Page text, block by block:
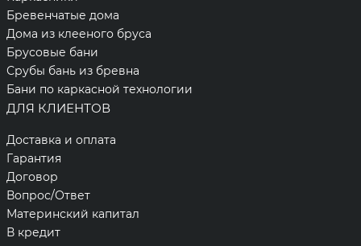
Бревенчатые дома
Дома из клееного бруса
Брусовые бани
Срубы бань из бревна
Бани по каркасной технологии
ДЛЯ КЛИЕНТОВ
Доставка и оплата
Гарантия
Договор
Вопрос/Ответ
Материнский капитал
В кредит